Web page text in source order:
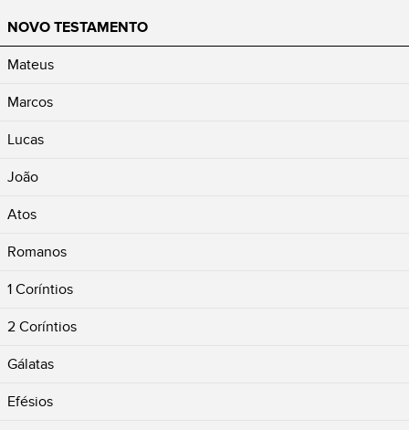
NOVO TESTAMENTO
Mateus
Marcos
Lucas
João
Atos
Romanos
1 Coríntios
2 Coríntios
Gálatas
Efésios